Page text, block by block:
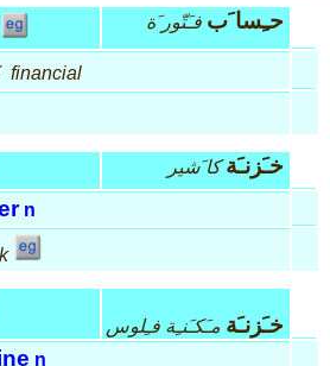
حـِسا َب فـَتّور َة
financial
خـَزنـَة كا َشير
n
خـَزنـَة مـَكـَنـِة فـِلوس
n